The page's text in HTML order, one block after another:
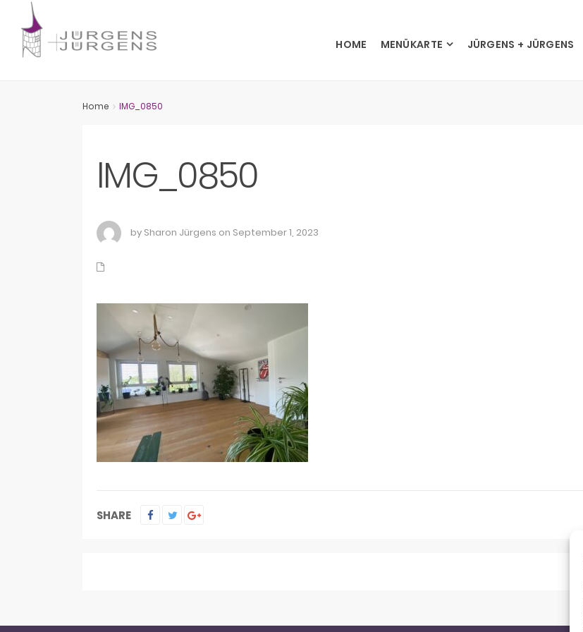
HOME MENÜKARTE JÜRGENS + JÜRGENS
Home IMG_0850
IMG_0850
by Sharon Jürgens on September 1, 2023
SHARE